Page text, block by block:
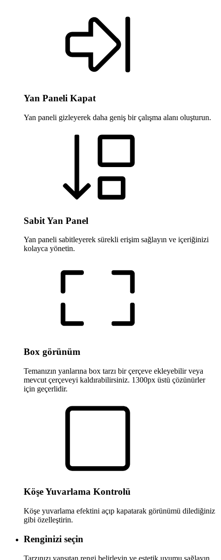
Yan Paneli Kapat
Yan paneli gizleyerek daha geniş bir çalışma alanı oluşturun.
Sabit Yan Panel
Yan paneli sabitleyerek sürekli erişim sağlayın ve içeriğinizi
kolayca yönetin.
Box görünüm
Temanızın yanlarına box tarzı bir çerçeve ekleyebilir veya
mevcut çerçeveyi kaldırabilirsiniz. 1300px üstü çözünürler
için geçerlidir.
Köşe Yuvarlama Kontrolü
Köşe yuvarlama efektini açıp kapatarak görünümü dilediğiniz
gibi özelleştirin.
Renginizi seçin
Tarzınızı yansıtan rengi belirleyin ve estetik uyumu sağlayın.